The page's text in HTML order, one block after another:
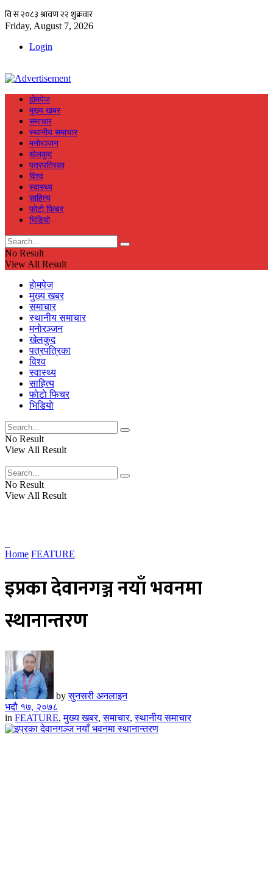
Friday, August 7, 2026
Login
हाेमपेज
मुख्य खबर
समाचार
स्थानीय समाचार
मनाेरञ्जन
खेलकुद
पत्रपत्रिका
विश्व
स्वास्थ्य
साहित्य
फाेटाे फिचर
भिडियाे
No Result
View All Result
हाेमपेज
मुख्य खबर
समाचार
स्थानीय समाचार
मनाेरञ्जन
खेलकुद
पत्रपत्रिका
विश्व
स्वास्थ्य
साहित्य
फाेटाे फिचर
भिडियाे
No Result
View All Result
No Result
View All Result
Home FEATURE
इप्रका देवानगञ्ज नयाँ भवनमा
स्थानान्तरण
by सुनसरी अनलाइन
भदौ १७, २०७८
in FEATURE,मुख्य खबर,समाचार,स्थानीय समाचार